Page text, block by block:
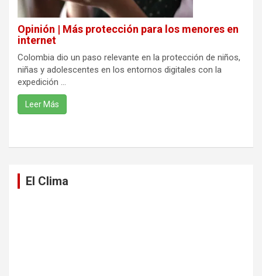
Opinión | Más protección para los menores en
internet
Colombia dio un paso relevante en la protección de niños,
niñas y adolescentes en los entornos digitales con la
expedición ...
Leer Más
El Clima